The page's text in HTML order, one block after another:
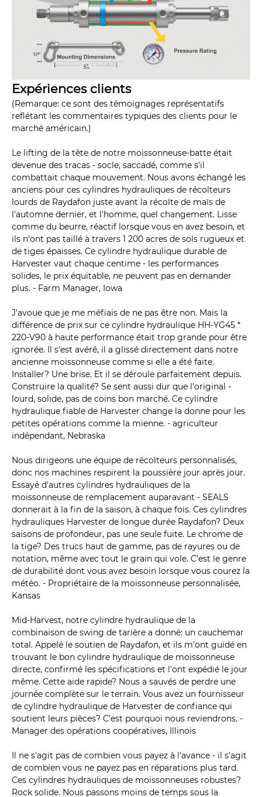
Expériences clients
(Remarque: ce sont des témoignages représentatifs
reflétant les commentaires typiques des clients pour le
marché américain.)
Le lifting de la tête de notre moissonneuse-batte était
devenue des tracas - socle, saccadé, comme s'il
combattait chaque mouvement. Nous avons échangé les
anciens pour ces cylindres hydrauliques de récolteurs
lourds de Raydafon juste avant la récolte de maïs de
l'automne dernier, et l'homme, quel changement. Lisse
comme du beurre, réactif lorsque vous en avez besoin, et
ils n'ont pas taillé à travers 1 200 acres de sols rugueux et
de tiges épaisses. Ce cylindre hydraulique durable de
Harvester vaut chaque centime - les performances
solides, le prix équitable, ne peuvent pas en demander
plus. - Farm Manager, Iowa
J'avoue que je me méfiais de ne pas être non. Mais la
différence de prix sur ce cylindre hydraulique HH-YG45 *
220-V90 à haute performance était trop grande pour être
ignorée. Il s'est avéré, il a glissé directement dans notre
ancienne moissonneuse comme si elle a été faite.
Installer? Une brise. Et il se déroule parfaitement depuis.
Construire la qualité? Se sent aussi dur que l'original -
lourd, solide, pas de coins bon marché. Ce cylindre
hydraulique fiable de Harvester change la donne pour les
petites opérations comme la mienne. - agriculteur
indépendant, Nebraska
Nous dirigeons une équipe de récolteurs personnalisés,
donc nos machines respirent la poussière jour après jour.
Essayé d'autres cylindres hydrauliques de la
moissonneuse de remplacement auparavant - SEALS
donnerait à la fin de la saison, à chaque fois. Ces cylindres
hydrauliques Harvester de longue durée Raydafon? Deux
saisons de profondeur, pas une seule fuite. Le chrome de
la tige? Des trucs haut de gamme, pas de rayures ou de
notation, même avec tout le grain qui vole. C’est le genre
de durabilité dont vous avez besoin lorsque vous courez la
météo. - Propriétaire de la moissonneuse personnalisée,
Kansas
Mid-Harvest, notre cylindre hydraulique de la
combinaison de swing de tarière a donné: un cauchemar
total. Appelé le soutien de Raydafon, et ils m'ont guidé en
trouvant le bon cylindre hydraulique de moissonneuse
directe, confirmé les spécifications et l'ont expédié le jour
même. Cette aide rapide? Nous a sauvés de perdre une
journée complète sur le terrain. Vous avez un fournisseur
de cylindre hydraulique de Harvester de confiance qui
soutient leurs pièces? C’est pourquoi nous reviendrons. -
Manager des opérations coopératives, Illinois
Il ne s'agit pas de combien vous payez à l'avance - il s'agit
de combien vous ne payez pas en réparations plus tard.
Ces cylindres hydrauliques de moissonneuses robustes?
Rock solide. Nous passons moins de temps sous la